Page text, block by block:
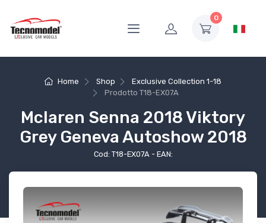
0
Home Shop
Exclusive Collection 1-18
Prodotto T18-EX07A
Mclaren Senna 2018 Viktory
Grey Geneva Autoshow 2018
Cod: T18-EX07A - EAN: